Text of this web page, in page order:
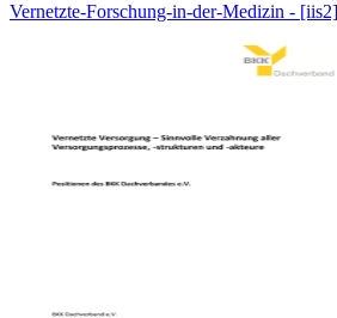
Vernetzte-Forschung-in-der-Medizin -